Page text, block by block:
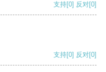
支持[0] 反对[0]
支持[0] 反对[0]